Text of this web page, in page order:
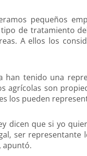
pequeños
de tratamiento
A ellos los
han tenido una
agrícolas son
los pueden
dicen que si yo
ser representante
apuntó.